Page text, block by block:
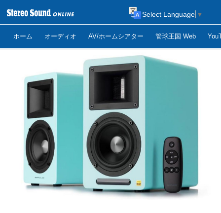
ホーム オーディオ AV/ホームシアター 管球王国 Web
Select Language ▼